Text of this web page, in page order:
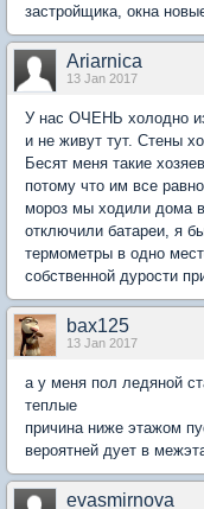
застройщика, окна
Ariarnica
13 Jan 2017
У нас ОЧЕНЬ холодно
и не живут тут. Стены
Бесят меня такие
потому что им все
мороз мы ходили дома
отключили батареи, я
термометры в одно
собственной дурости
bax125
13 Jan 2017
а у меня пол ледяной
теплые
причина ниже этажом
вероятней дует в
evasmirnova